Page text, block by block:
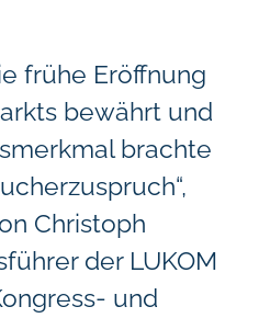
frühe Eröffnung
bewährt und
brachte
Christoph
der LUKOM
und